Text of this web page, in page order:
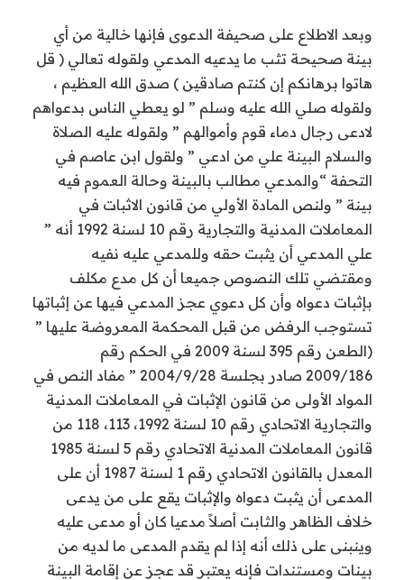
وبعد الاطلاع على صحيفة الدعوى فإنها خالية من أي
بينة صحيحة تثب ما يدعيه المدعي ولقوله تعالي ( قل
هاتوا برهانكم إن كنتم صادقين ) صدق الله العظيم ،
ولقوله صلي الله عليه وسلم ” لو يعطي الناس بدعواهم
لادعى رجال دماء قوم وأموالهم ” ولقوله عليه الصلاة
والسلام البينة علي من ادعي ” ولقول ابن عاصم في
التحفة “والمدعي مطالب بالبينة وحالة العموم فيه
بينة ” ولنص المادة الأولي من قانون الاثبات في
المعاملات المدنية والتجارية رقم 10 لسنة 1992 أنه ”
علي المدعي أن يثبت حقه وللمدعي عليه نفيه
ومقتضي تلك النصوص جميعا أن كل مدع مكلف
بإثبات دعواه وأن كل دعوي عجز المدعي فيها عن إثباتها
تستوجب الرفض من قبل المحكمة المعروضة عليها ”
(الطعن رقم 395 لسنة 2009 في الحكم رقم
2009/186 صادر بجلسة 2004/9/28 ” مفاد النص في
المواد الأولى من قانون الإثبات في المعاملات المدنية
والتجارية الاتحادي رقم 10 لسنة 1992، 113، 118 من
قانون المعاملات المدنية الاتحادي رقم 5 لسنة 1985
المعدل بالقانون الاتحادي رقم 1 لسنة 1987 أن على
المدعى أن يثبت دعواه والإثبات يقع على من يدعى
خلاف الظاهر والثابت أصلاً مدعيا كان أو مدعى عليه
وينبنى على ذلك أنه إذا لم يقدم المدعى ما لديه من
بينات ومستندات فإنه يعتبر قد عجز عن إقامة البينة